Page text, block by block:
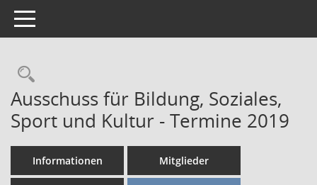
Toggle navigation
Rechercheauswahl
Ausschuss für Bildung, Soziales,
Sport und Kultur - Termine 2019
Informationen Mitglieder